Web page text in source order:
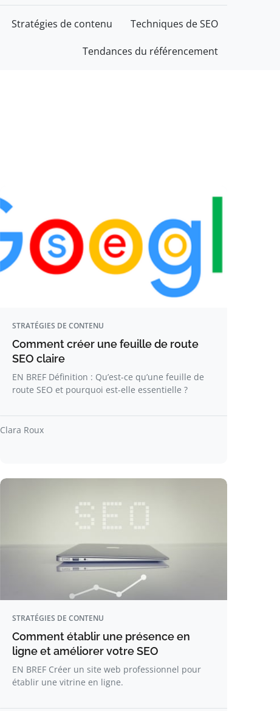
Stratégies de contenu Techniques de SEO
Tendances du référencement
STRATÉGIES DE CONTENU
Comment créer une feuille de route
SEO claire
EN BREF Définition : Qu’est-ce qu’une feuille de
route SEO et pourquoi est-elle essentielle ?
Clara Roux
STRATÉGIES DE CONTENU
Comment établir une présence en
ligne et améliorer votre SEO
EN BREF Créer un site web professionnel pour
établir une vitrine en ligne.